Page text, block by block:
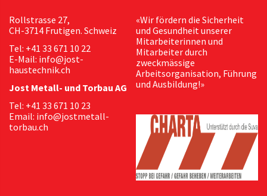
Rollstrasse 27,
CH-3714 Frutigen. Schweiz
Tel: +41 33 671 10 22
E-Mail: info@jost-
haustechnik.ch
Jost Metall- und Torbau AG
Tel: +41 33 671 10 23
Email: info@jostmetall-
torbau.ch
«Wir fördern die Sicherheit
und Gesundheit unserer
Mitarbeiterinnen und
Mitarbeiter durch
zweckmässige
Arbeitsorganisation, Führung
und Ausbildung!»